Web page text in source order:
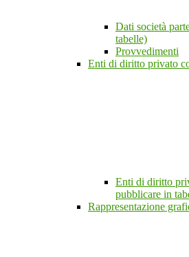
Dati società
tabelle)
Provvedimenti
Enti di diritto privato
Enti di diritto
pubblicare in
Rappresentazione